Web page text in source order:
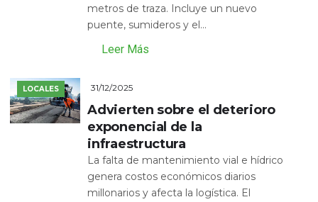
metros de traza. Incluye un nuevo
puente, sumideros y el...
Leer Más
LOCALES 31/12/2025
Advierten sobre el deterioro
exponencial de la
infraestructura
La falta de mantenimiento vial e hídrico
genera costos económicos diarios
millonarios y afecta la logística. El